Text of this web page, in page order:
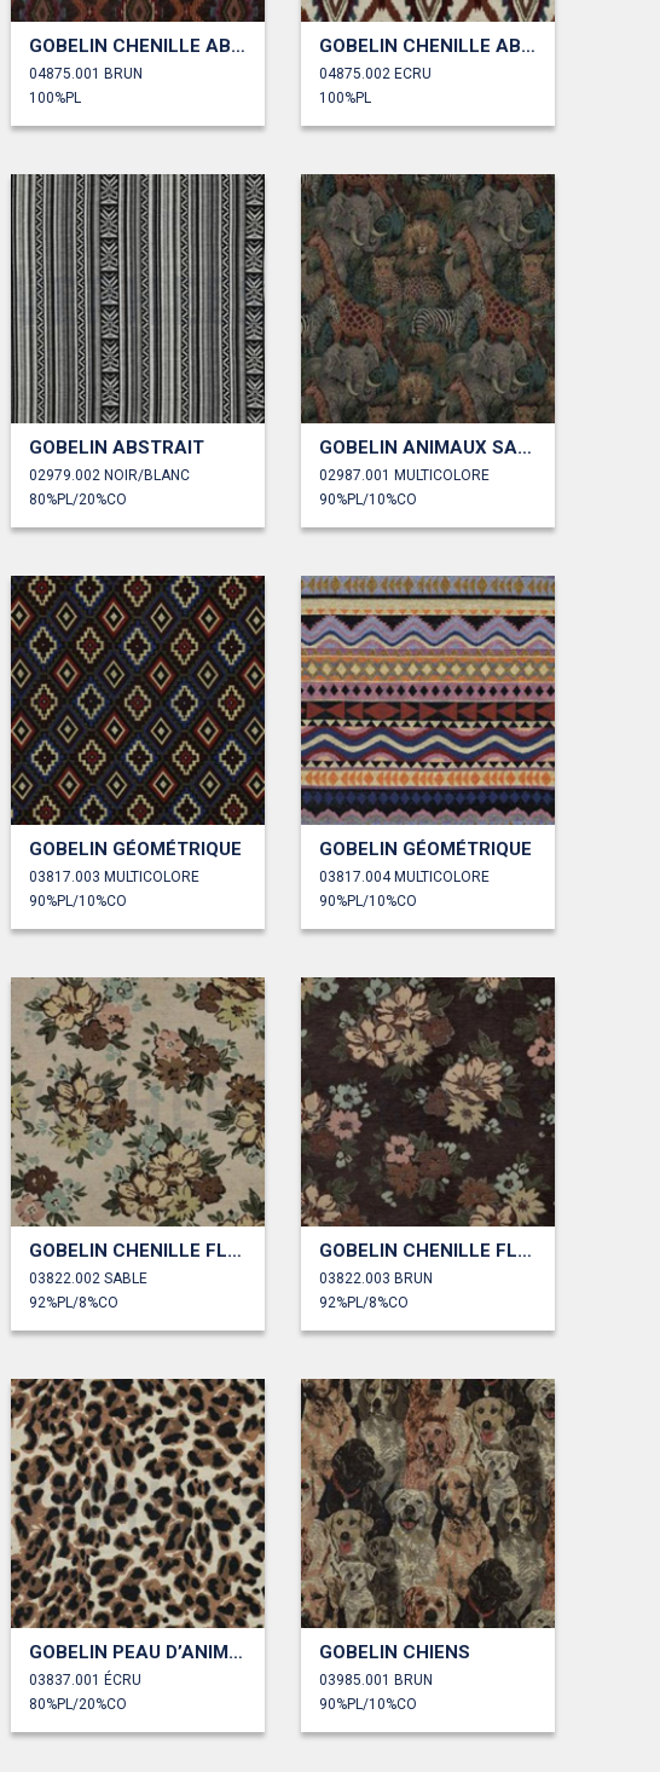
GOBELIN CHENILLE ABSTRACT
04875.001 BRUN
100%PL
GOBELIN CHENILLE ABSTRACT
04875.002 ECRU
100%PL
GOBELIN ABSTRAIT
02979.002 NOIR/BLANC
80%PL/20%CO
GOBELIN ANIMAUX SAFARI
02987.001 MULTICOLORE
90%PL/10%CO
GOBELIN GÉOMÉTRIQUE
03817.003 MULTICOLORE
90%PL/10%CO
GOBELIN GÉOMÉTRIQUE
03817.004 MULTICOLORE
90%PL/10%CO
GOBELIN CHENILLE FLEURS
03822.002 SABLE
92%PL/8%CO
GOBELIN CHENILLE FLEURS
03822.003 BRUN
92%PL/8%CO
GOBELIN PEAU D’ANIMAL
03837.001 ÉCRU
80%PL/20%CO
GOBELIN CHIENS
03985.001 BRUN
90%PL/10%CO